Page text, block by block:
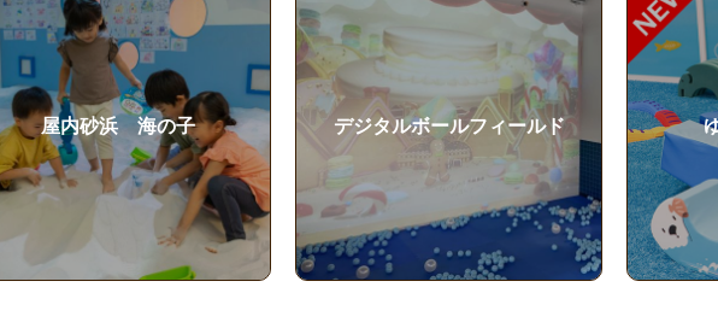
デジタルボールフィールド ゆらゆらシーソー